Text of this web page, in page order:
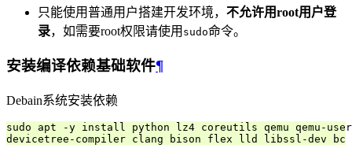
只能使用普通用户搭建开发环境， 不允许用root用户登
录，如需要root权限请使用 sudo命令。
安装编译依赖基础软件¶
Debain系统安装依赖
sudo apt -y install python lz4 coreutils qemu qemu-